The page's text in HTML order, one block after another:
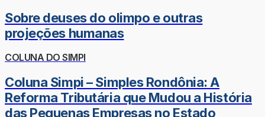
Sobre deuses do olimpo e outras
projeções humanas
COLUNA DO SIMPI
Coluna Simpi – Simples Rondônia: A
Reforma Tributária que Mudou a História
das Pequenas Empresas no Estado